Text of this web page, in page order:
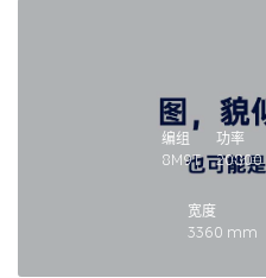
编组
8M9T
功率
20800
宽度
3360 mm